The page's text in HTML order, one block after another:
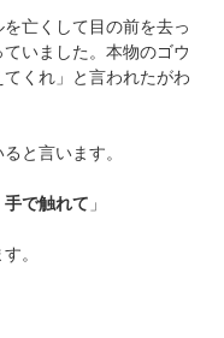
亡くして目の前を去っ
いました。本物のゴウ
くれ」と言われたがわ
と言います。
で触れて 」
。